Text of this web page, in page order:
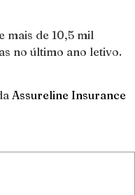
mais de 10,5 mil
no último ano letivo.
Assureline Insurance